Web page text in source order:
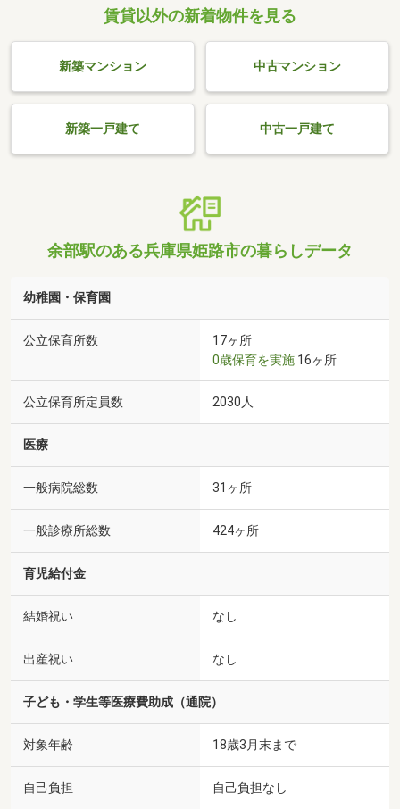
賃貸以外の新着物件を見る
新築マンション 中古マンション
新築一戸建て 中古一戸建て
余部駅のある兵庫県姫路市の暮らしデータ
幼稚園・保育園
公立保育所数
17ヶ所
0歳保育を実施 16ヶ所
公立保育所定員数 2030人
医療
一般病院総数 31ヶ所
一般診療所総数 424ヶ所
育児給付金
結婚祝い なし
出産祝い なし
子ども・学生等医療費助成（通院）
対象年齢 18歳3月末まで
自己負担 自己負担なし